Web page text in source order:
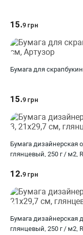
15.9 грн
Бумага для
15.9 грн
Бумага дизайнерская
глянцевый, 250 г / м2,
12.9 грн
Бумага дизайнерская
глянцевый, 250 г / м2,